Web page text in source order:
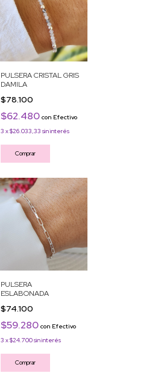
PULSERA CRISTAL GRIS
DAMILA
$78.100
$62.480 con Efectivo
3 x$26.033,33 sin interés
Comprar
PULSERA
ESLABONADA
$74.100
$59.280 con Efectivo
3 x$24.700sin interés
Comprar